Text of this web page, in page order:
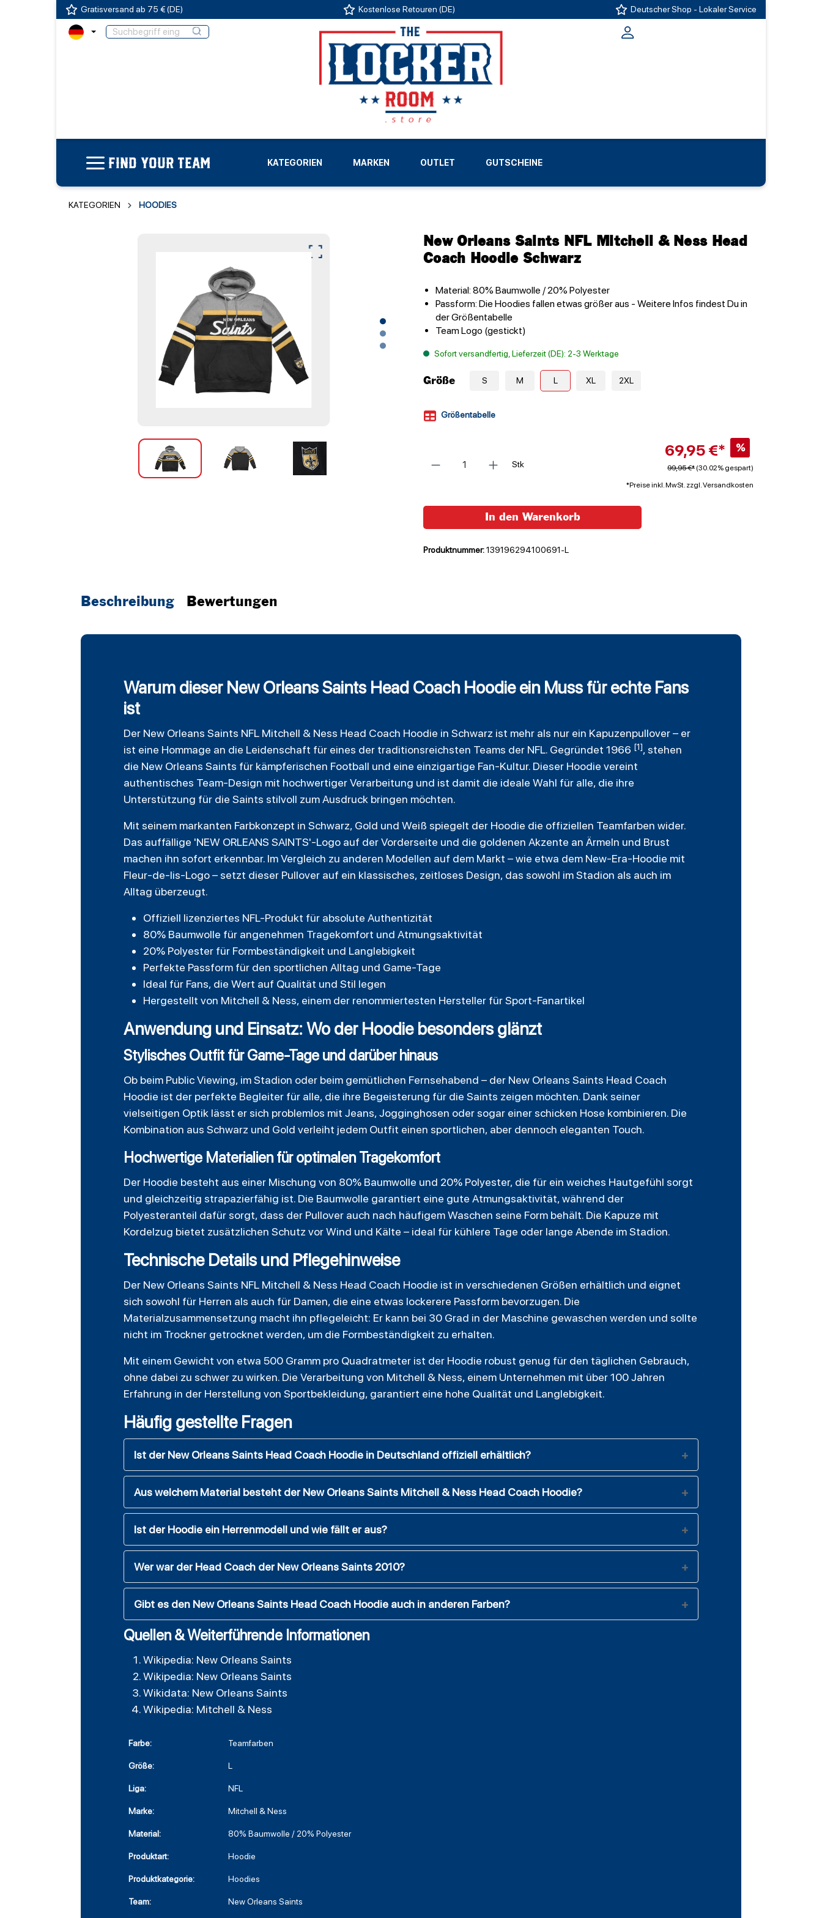
Gratisversand ab 75 € (DE) Kostenlose Retouren (DE) Deutscher Shop - Lokaler Service
FIND YOUR TEAM KATEGORIEN MARKEN
LIGEN
OUTLET GUTSCHEINE
KATEGORIEN HOODIES
New Orleans Saints NFL Mitchell & Ness Head
Coach Hoodie Schwarz
Material: 80% Baumwolle / 20% Polyester
Passform: Die Hoodies fallen etwas größer aus - Weitere Infos findest Du in
der Größentabelle
Team Logo (gestickt)
Sofort versandfertig, Lieferzeit (DE): 2-3 Werktage
Größe S M L XL 2XL
Größentabelle
Stk
69,95 €* %
99,95 €* (30.02% gespart)
*Preise inkl. MwSt. zzgl. Versandkosten
In den Warenkorb
Produktnummer:139196294100691-L
Beschreibung Bewertungen
Warum dieser New Orleans Saints Head Coach Hoodie ein Muss für echte Fans
ist
Der New Orleans Saints NFL Mitchell & Ness Head Coach Hoodie in Schwarz ist mehr als nur ein Kapuzenpullover – er
ist eine Hommage an die Leidenschaft für eines der traditionsreichsten Teams der NFL. Gegründet 1966 [1], stehen
die New Orleans Saints für kämpferischen Football und eine einzigartige Fan-Kultur. Dieser Hoodie vereint
authentisches Team-Design mit hochwertiger Verarbeitung und ist damit die ideale Wahl für alle, die ihre
Unterstützung für die Saints stilvoll zum Ausdruck bringen möchten.
Mit seinem markanten Farbkonzept in Schwarz, Gold und Weiß spiegelt der Hoodie die offiziellen Teamfarben wider.
Das auffällige 'NEW ORLEANS SAINTS'-Logo auf der Vorderseite und die goldenen Akzente an Ärmeln und Brust
machen ihn sofort erkennbar. Im Vergleich zu anderen Modellen auf dem Markt – wie etwa dem New-Era-Hoodie mit
Fleur-de-lis-Logo – setzt dieser Pullover auf ein klassisches, zeitloses Design, das sowohl im Stadion als auch im
Alltag überzeugt.
Offiziell lizenziertes NFL-Produkt für absolute Authentizität
80% Baumwolle für angenehmen Tragekomfort und Atmungsaktivität
20% Polyester für Formbeständigkeit und Langlebigkeit
Perfekte Passform für den sportlichen Alltag und Game-Tage
Ideal für Fans, die Wert auf Qualität und Stil legen
Hergestellt von Mitchell & Ness, einem der renommiertesten Hersteller für Sport-Fanartikel
Anwendung und Einsatz: Wo der Hoodie besonders glänzt
Stylisches Outfit für Game-Tage und darüber hinaus
Ob beim Public Viewing, im Stadion oder beim gemütlichen Fernsehabend – der New Orleans Saints Head Coach
Hoodie ist der perfekte Begleiter für alle, die ihre Begeisterung für die Saints zeigen möchten. Dank seiner
vielseitigen Optik lässt er sich problemlos mit Jeans, Jogginghosen oder sogar einer schicken Hose kombinieren. Die
Kombination aus Schwarz und Gold verleiht jedem Outfit einen sportlichen, aber dennoch eleganten Touch.
Hochwertige Materialien für optimalen Tragekomfort
Der Hoodie besteht aus einer Mischung von 80% Baumwolle und 20% Polyester, die für ein weiches Hautgefühl sorgt
und gleichzeitig strapazierfähig ist. Die Baumwolle garantiert eine gute Atmungsaktivität, während der
Polyesteranteil dafür sorgt, dass der Pullover auch nach häufigem Waschen seine Form behält. Die Kapuze mit
Kordelzug bietet zusätzlichen Schutz vor Wind und Kälte – ideal für kühlere Tage oder lange Abende im Stadion.
Technische Details und Pflegehinweise
Der New Orleans Saints NFL Mitchell & Ness Head Coach Hoodie ist in verschiedenen Größen erhältlich und eignet
sich sowohl für Herren als auch für Damen, die eine etwas lockerere Passform bevorzugen. Die
Materialzusammensetzung macht ihn pflegeleicht: Er kann bei 30 Grad in der Maschine gewaschen werden und sollte
nicht im Trockner getrocknet werden, um die Formbeständigkeit zu erhalten.
Mit einem Gewicht von etwa 500 Gramm pro Quadratmeter ist der Hoodie robust genug für den täglichen Gebrauch,
ohne dabei zu schwer zu wirken. Die Verarbeitung von Mitchell & Ness, einem Unternehmen mit über 100 Jahren
Erfahrung in der Herstellung von Sportbekleidung, garantiert eine hohe Qualität und Langlebigkeit.
Häufig gestellte Fragen
Ist der New Orleans Saints Head Coach Hoodie in Deutschland offiziell erhältlich?
Aus welchem Material besteht der New Orleans Saints Mitchell & Ness Head Coach Hoodie?
Ist der Hoodie ein Herrenmodell und wie fällt er aus?
Wer war der Head Coach der New Orleans Saints 2010?
Gibt es den New Orleans Saints Head Coach Hoodie auch in anderen Farben?
Quellen & Weiterführende Informationen
Wikipedia: New Orleans Saints
Wikipedia: New Orleans Saints
Wikidata: New Orleans Saints
Wikipedia: Mitchell & Ness
Farbe: Teamfarben
Größe: L
Liga: NFL
Marke: Mitchell & Ness
Material: 80% Baumwolle / 20% Polyester
Produktart: Hoodie
Produktkategorie: Hoodies
Team: New Orleans Saints